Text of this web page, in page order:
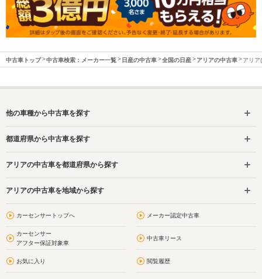
中古車トップ 中古車検索：メーカー一覧 日産の中古車 全国の日産 アリアの中古車 アリア
他の車種から中古車を探す
都道府県から中古車を探す
アリアの中古車を都道府県から探す
アリアの中古車を地域から探す
カーセンサートップへ メーカー認定中古車
カーセンサー
アフター保証対象車
中古車リース
お気に入り 閲覧履歴